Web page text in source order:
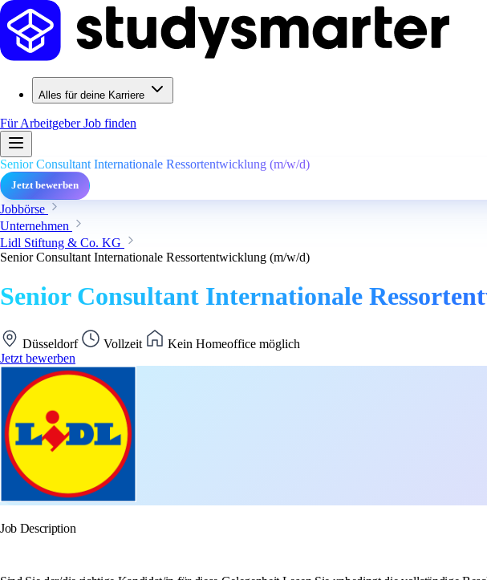
Alles für deine Karriere
Für ArbeitgeberJob finden
Senior Consultant Internationale Ressortentwicklung (m/w/d)
Jetzt bewerben
Jobbörse
Unternehmen
Lidl Stiftung & Co. KG
Senior Consultant Internationale Ressortentwicklung (m/w/d)
Senior Consultant Internationale
Düsseldorf Vollzeit
Kein Homeoffice möglich
Jetzt bewerben
Job Description